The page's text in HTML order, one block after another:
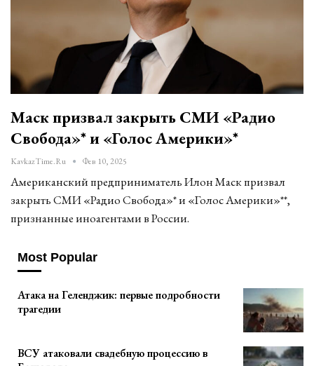
Маск призвал закрыть СМИ «Радио
Свобода»* и «Голос Америки»*
KavkazTime.ru Фев 10, 2025
Американский предприниматель Илон Маск призвал
закрыть СМИ «Радио Свобода»* и «Голос Америки»**,
признанные иноагентами в России.
Most Popular
Атака на Геленджик: первые подробности
трагедии
ВСУ атаковали свадебную процессию в